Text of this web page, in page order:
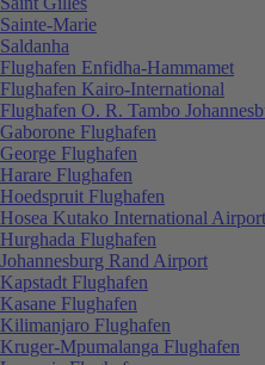
Sainte-Marie
Saldanha
Flughafen Enfidha-Hammamet
Flughafen Kairo-International
Flughafen O. R. Tambo
Gaborone Flughafen
George Flughafen
Harare Flughafen
Hoedspruit Flughafen
Hosea Kutako International
Hurghada Flughafen
Johannesburg Rand Airport
Kapstadt Flughafen
Kasane Flughafen
Kilimanjaro Flughafen
Kruger-Mpumalanga Flughafen